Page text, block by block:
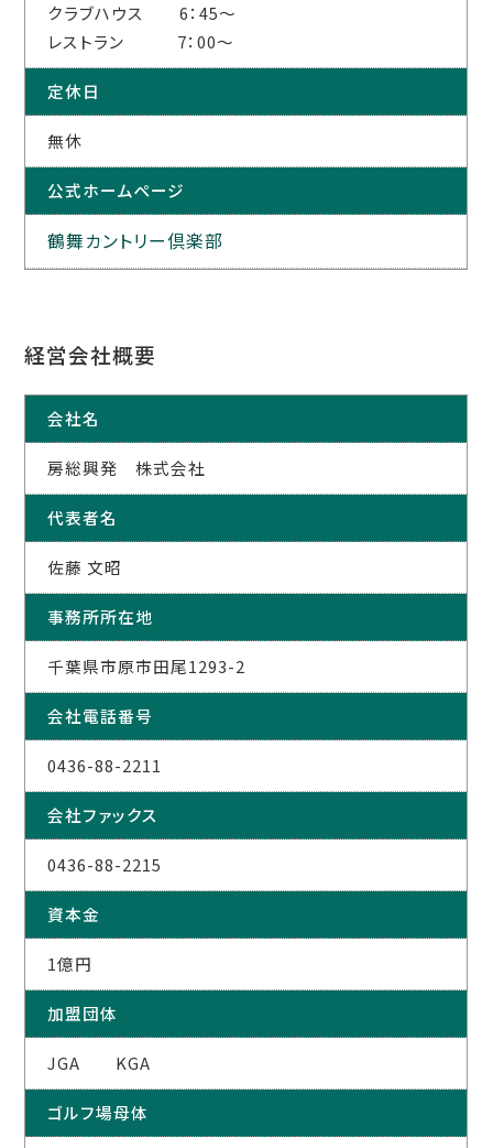
クラブハウス 6：45～
レストラン 7：00～
定休日
無休
公式ホームページ
鶴舞カントリー倶楽部
経営会社概要
会社名
房総興発 株式会社
代表者名
佐藤 文昭
事務所所在地
千葉県市原市田尾1293-2
会社電話番号
0436-88-2211
会社ファックス
0436-88-2215
資本金
1億円
加盟団体
JGA KGA
ゴルフ場母体